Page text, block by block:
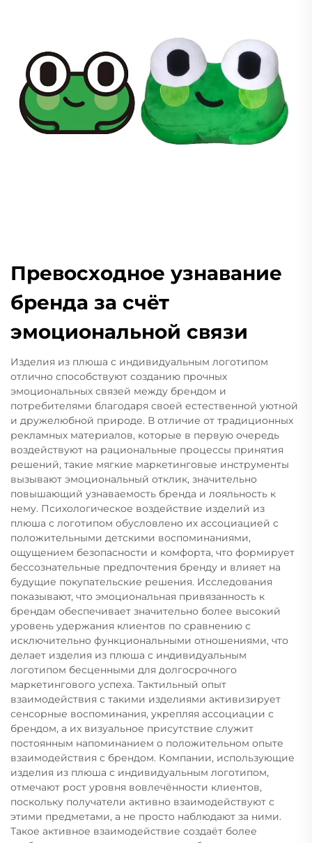
Превосходное узнавание
бренда за счёт
эмоциональной связи
Изделия из плюша с индивидуальным логотипом
отлично способствуют созданию прочных
эмоциональных связей между брендом и
потребителями благодаря своей естественной уютной
и дружелюбной природе. В отличие от традиционных
рекламных материалов, которые в первую очередь
воздействуют на рациональные процессы принятия
решений, такие мягкие маркетинговые инструменты
вызывают эмоциональный отклик, значительно
повышающий узнаваемость бренда и лояльность к
нему. Психологическое воздействие изделий из
плюша с логотипом обусловлено их ассоциацией с
положительными детскими воспоминаниями,
ощущением безопасности и комфорта, что формирует
бессознательные предпочтения бренду и влияет на
будущие покупательские решения. Исследования
показывают, что эмоциональная привязанность к
брендам обеспечивает значительно более высокий
уровень удержания клиентов по сравнению с
исключительно функциональными отношениями, что
делает изделия из плюша с индивидуальным
логотипом бесценными для долгосрочного
маркетингового успеха. Тактильный опыт
взаимодействия с такими изделиями активизирует
сенсорные воспоминания, укрепляя ассоциации с
брендом, а их визуальное присутствие служит
постоянным напоминанием о положительном опыте
взаимодействия с брендом. Компании, использующие
изделия из плюша с индивидуальным логотипом,
отмечают рост уровня вовлечённости клиентов,
поскольку получатели активно взаимодействуют с
этими предметами, а не просто наблюдают за ними.
Такое активное взаимодействие создаёт более